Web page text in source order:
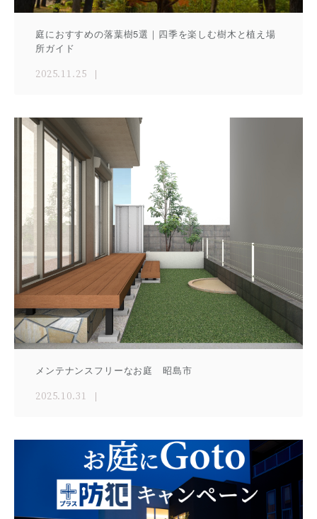
庭におすすめの落葉樹5選｜四季を楽しむ樹木と植え場
所ガイド
2025.11.25
メンテナンスフリーなお庭 昭島市
2025.10.31